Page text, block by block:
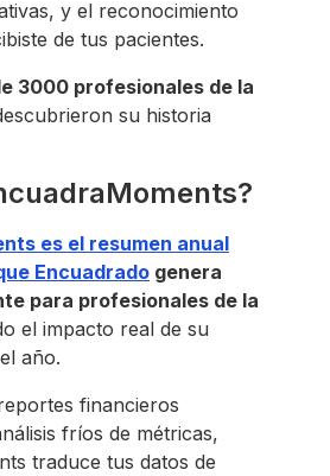
y el reconocimiento
de tus pacientes.
3000 profesionales de la
su historia
es el resumen anual
Encuadrado genera
para profesionales de la
el impacto real de su
año.
financieros
fríos de métricas,
traduce tus datos de